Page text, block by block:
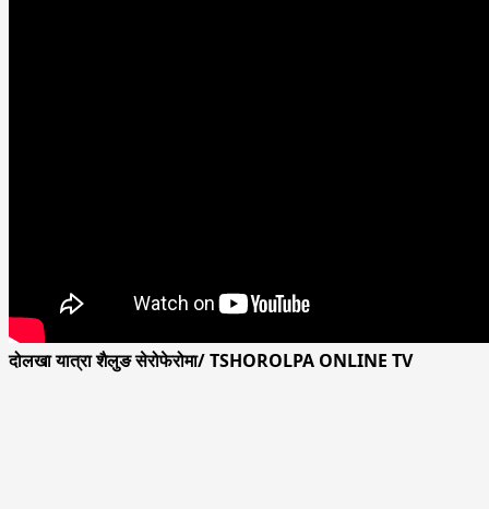
दोलखा यात्रा शैलुङ सेरोफेरोमा/ TSHOROLPA ONLINE TV